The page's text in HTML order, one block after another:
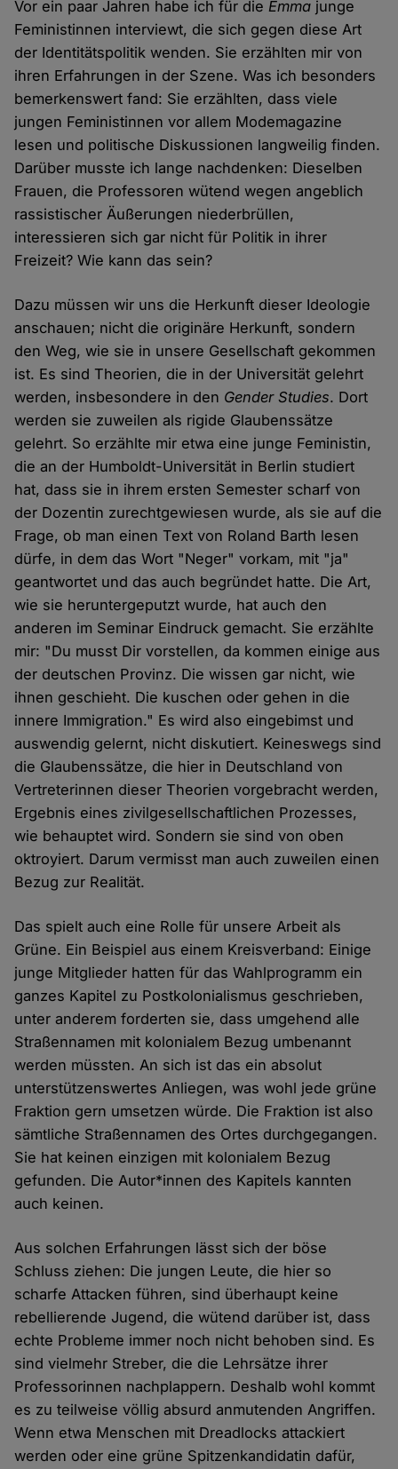
Vor ein paar Jahren habe ich für dieEmma junge
Feministinnen interviewt, die sich gegen diese Art
der Identitätspolitik wenden. Sie erzählten mir von
ihren Erfahrungen in der Szene. Was ich besonders
bemerkenswert fand: Sie erzählten, dass viele
jungen Feministinnen vor allem Modemagazine
lesen und politische Diskussionen langweilig finden.
Darüber musste ich lange nachdenken: Dieselben
Frauen, die Professoren wütend wegen angeblich
rassistischer Äußerungen niederbrüllen,
interessieren sich gar nicht für Politik in ihrer
Freizeit? Wie kann das sein?
Dazu müssen wir uns die Herkunft dieser Ideologie
anschauen; nicht die originäre Herkunft, sondern
den Weg, wie sie in unsere Gesellschaft gekommen
ist. Es sind Theorien, die in der Universität gelehrt
werden, insbesondere in den Gender Studies. Dort
werden sie zuweilen als rigide Glaubenssätze
gelehrt. So erzählte mir etwa eine junge Feministin,
die an der Humboldt-Universität in Berlin studiert
hat, dass sie in ihrem ersten Semester scharf von
der Dozentin zurechtgewiesen wurde, als sie auf die
Frage, ob man einen Text von Roland Barth lesen
dürfe, in dem das Wort "Neger" vorkam, mit "ja"
geantwortet und das auch begründet hatte. Die Art,
wie sie heruntergeputzt wurde, hat auch den
anderen im Seminar Eindruck gemacht. Sie erzählte
mir: "Du musst Dir vorstellen, da kommen einige aus
der deutschen Provinz. Die wissen gar nicht, wie
ihnen geschieht. Die kuschen oder gehen in die
innere Immigration." Es wird also eingebimst und
auswendig gelernt, nicht diskutiert. Keineswegs sind
die Glaubenssätze, die hier in Deutschland von
Vertreterinnen dieser Theorien vorgebracht werden,
Ergebnis eines zivilgesellschaftlichen Prozesses,
wie behauptet wird. Sondern sie sind von oben
oktroyiert. Darum vermisst man auch zuweilen einen
Bezug zur Realität.
Das spielt auch eine Rolle für unsere Arbeit als
Grüne. Ein Beispiel aus einem Kreisverband: Einige
junge Mitglieder hatten für das Wahlprogramm ein
ganzes Kapitel zu Postkolonialismus geschrieben,
unter anderem forderten sie, dass umgehend alle
Straßennamen mit kolonialem Bezug umbenannt
werden müssten. An sich ist das ein absolut
unterstützenswertes Anliegen, was wohl jede grüne
Fraktion gern umsetzen würde. Die Fraktion ist also
sämtliche Straßennamen des Ortes durchgegangen.
Sie hat keinen einzigen mit kolonialem Bezug
gefunden. Die Autor*innen des Kapitels kannten
auch keinen.
Aus solchen Erfahrungen lässt sich der böse
Schluss ziehen: Die jungen Leute, die hier so
scharfe Attacken führen, sind überhaupt keine
rebellierende Jugend, die wütend darüber ist, dass
echte Probleme immer noch nicht behoben sind. Es
sind vielmehr Streber, die die Lehrsätze ihrer
Professorinnen nachplappern. Deshalb wohl kommt
es zu teilweise völlig absurd anmutenden Angriffen.
Wenn etwa Menschen mit Dreadlocks attackiert
werden oder eine grüne Spitzenkandidatin dafür,